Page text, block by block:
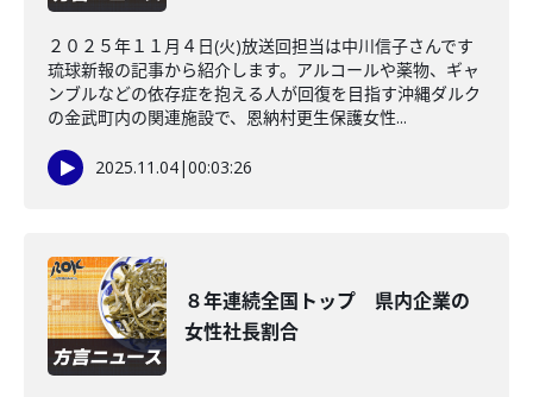
２０２５年１１月４日(火)放送回担当は中川信子さんです
琉球新報の記事から紹介します。アルコールや薬物、ギャ
ンブルなどの依存症を抱える人が回復を目指す沖縄ダルク
の金武町内の関連施設で、恩納村更生保護女性...
2025.11.04|00:03:26
８年連続全国トップ 県内企業の
女性社長割合